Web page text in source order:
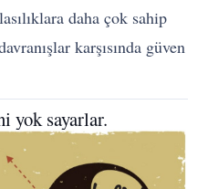
daha çok sahip
karşısında güven
yok sayarlar.